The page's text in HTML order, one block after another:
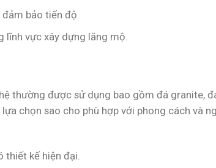
bảo tiến độ.
lĩnh vực xây dựng lăng mộ.
thường được sử dụng bao gồm đá granite,
chọn sao cho phù hợp với phong cách và
thiết kế hiện đại.